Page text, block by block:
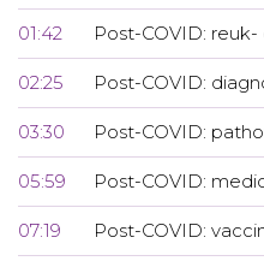
01:42 Post-COVID:
02:25 Post-COVID:
03:30 Post-COVID:
05:59 Post-COVID:
07:19 Post-COVID: